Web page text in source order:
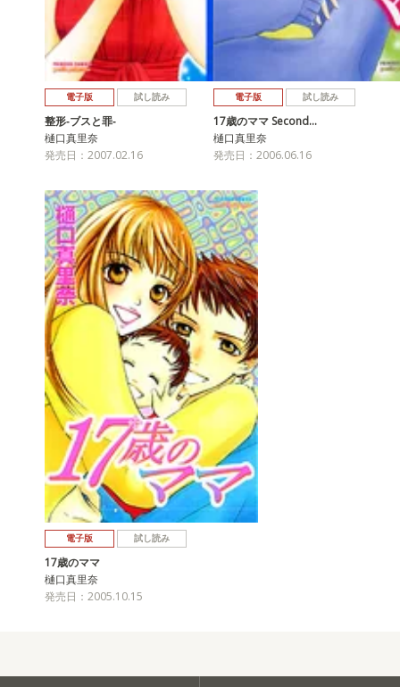
電子版 試し読み
整形‐ブスと罪‐
樋口真里奈
発売日：2007.02.16
電子版 試し読み
17歳のママ Second…
樋口真里奈
発売日：2006.06.16
電子版 試し読み
17歳のママ
樋口真里奈
発売日：2005.10.15